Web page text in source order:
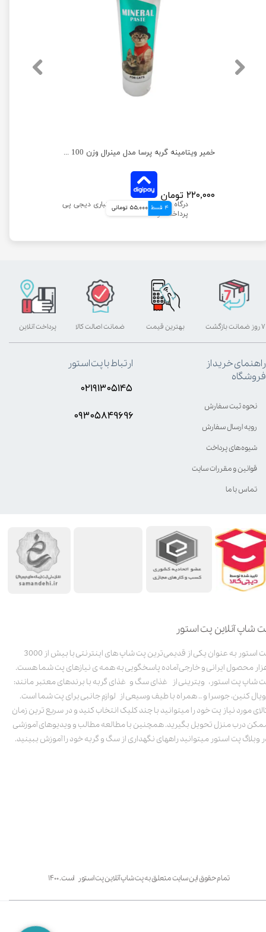
خمیر ویتامینه گربه پرسا مدل مینرال وزن 100 گرم
۲۲۰,۰۰۰ تومان
4 قسط 55,000 تومانی
شاپ آنلاین پت استور
پت استور به عنوان یکی از قدیمی‌ترین پت شاپ های اینترنتی با بیش از 3000
محصول ایرانی و خارجی آماده پاسخگویی به همه ی نیازهای پت شما هست.
شاپ پت استور، ویترینی از غذای سگ و غذای گربه با برندهای معتبر مانند:
کنین، جوسرا و .. همراه با طیف وسیعی از لوازم جانبی برای پت شما است.
مورد نیاز پت خود را میتوانید با چند کلیک انتخاب کنید و در سریع ترین زمان
درب منزل تحویل بگیرید. همچنین با مطالعه مطالب و ویدیوهای آموزشی
وبلاگ پت استور میتوانید راههای نگهداری از سگ و گربه خود را آموزش ببینید.
تمام حقوق این سایت متعلق به پت شاپ آنلاین پت استور است. ۱۴۰۰
بهترین قیمت پرداخت آنلاین ۷ روز ضمانت بازگشت ضمانت اصالت کالا
راهنمای خرید از
فروشگاه
نحوه ثبت سفارش
رویه ارسال سفارش
شیوه‌های پرداخت
قوانین و مقررات سایت
تماس با ما
ارتباط با پت استور
۰۲۱۹۱۳۰۵۱۴۵
۰۹۳۰۵8۴9696